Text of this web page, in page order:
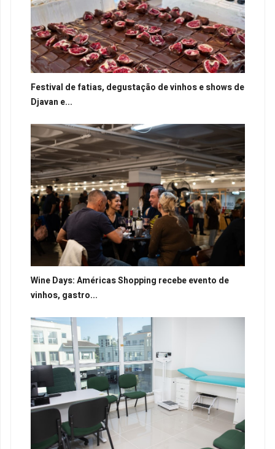
Festival de fatias, degustação de vinhos e shows de
Djavan e...
Wine Days: Américas Shopping recebe evento de
vinhos, gastro...